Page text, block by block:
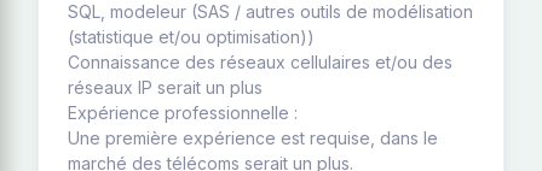
SQL, modeleur (SAS / autres outils de modélisation
(statistique et/ou optimisation))
Connaissance des réseaux cellulaires et/ou des
réseaux IP serait un plus
Expérience professionnelle :
Une première expérience est requise, dans le
marché des télécoms serait un plus.